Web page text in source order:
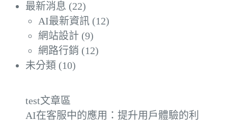
最新消息 (22)
AI最新資訊 (12)
網站設計 (9)
網路行銷 (12)
未分類 (10)
test文章區
AI在客服中的應用：提升用戶體驗的利